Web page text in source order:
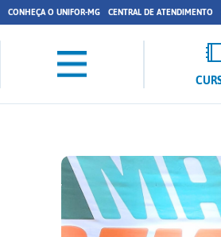
CONHEÇA O UNIFOR-MG CENTRAL DE ATENDIMENTO